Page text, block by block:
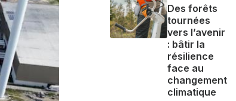
Des forêts
tournées
vers l’avenir
: bâtir la
résilience
face au
changement
climatique